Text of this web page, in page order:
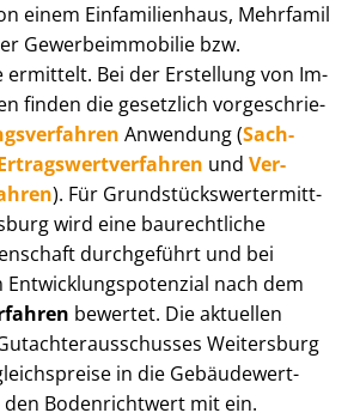
einem Einfamilienhaus, Mehr­fa­mi­l
Ge­wer­be­im­mo­bi­lie bzw.
ermittelt. Bei der Erstellung von Im­
finden die gesetzlich vor­ge­schrie­
Anwendung (Sach­
und Ver­
). Für Grund­stücks­wert­ermitt­
wird eine baurechtliche
durchgeführt und bei
nach dem
bewertet. Die aktuellen
Weitersburg
in die Ge­bäu­de­wert­
Bodenrichtwert mit ein.